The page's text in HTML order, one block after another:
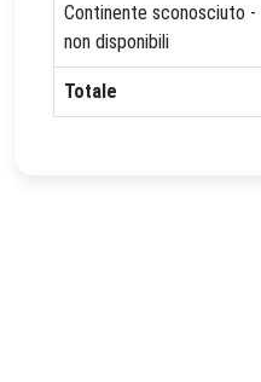
Continente sconosciuto
non disponibili
Totale